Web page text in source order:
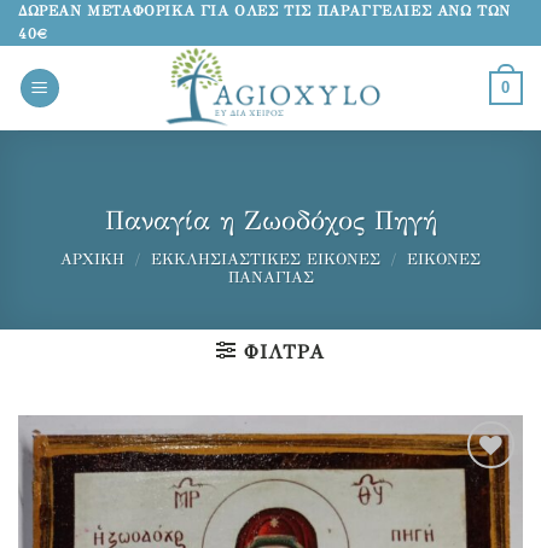
Μετάβαση
στο
περιεχόμενο
ΔΩΡΕΑΝ ΜΕΤΑΦΟΡΙΚΑ ΓΙΑ ΟΛΕΣ ΤΙΣ ΠΑΡΑΓΓΕΛΙΕΣ ΑΝΩ ΤΩΝ
40€
0
Παναγία η Ζωοδόχος Πηγή
ΑΡΧΙΚΉ / ΕΚΚΛΗΣΙΑΣΤΙΚΈΣ ΕΙΚΌΝΕΣ / ΕΙΚΌΝΕΣ
ΠΑΝΑΓΊΑΣ
ΦΊΛΤΡΑ
Προσθήκη
στα
αγαπημένα